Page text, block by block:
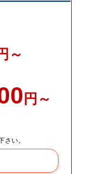
～
円～
さい。